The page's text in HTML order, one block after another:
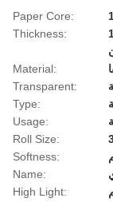
Paper Core:
Thickness:
ميكرون،
Material:
Transparent:
Type:
Usage:
Roll Size:
Softness:
Name:
High Light: